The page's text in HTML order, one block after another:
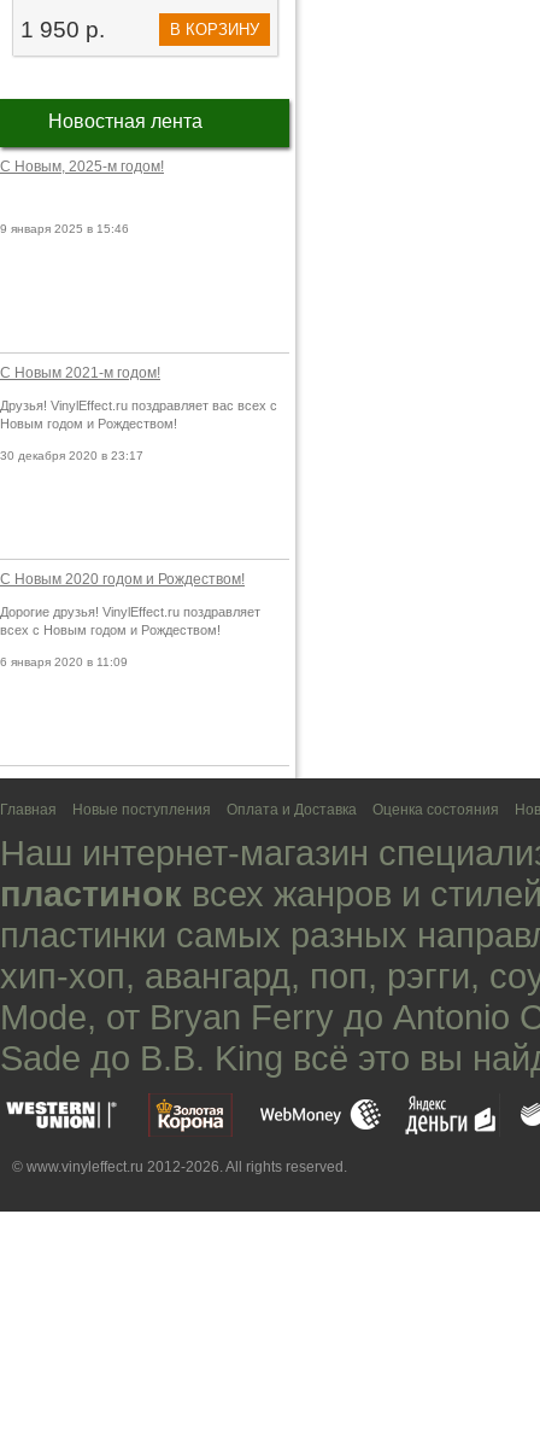
1 950 р. В КОРЗИНУ
Новостная лента
С Новым, 2025-м годом!
9 января 2025 в 15:46
С Новым 2021-м годом!
Друзья! VinylEffect.ru поздравляет вас всех с
Новым годом и Рождеством!
30 декабря 2020 в 23:17
С Новым 2020 годом и Рождеством!
Дорогие друзья! VinylEffect.ru поздравляет
всех с Новым годом и Рождеством!
6 января 2020 в 11:09
Главная Новые поступления Оплата и Доставка Оценка состояния
Наш интернет-магазин
пластинок всех жанров и
пластинки самых разных
хип-хоп, авангард, поп, рэгги,
Mode, от Bryan Ferry до Antonio
Sade до B.B. King всё это вы
© www.vinyleffect.ru 2012-2026. All rights reserved.